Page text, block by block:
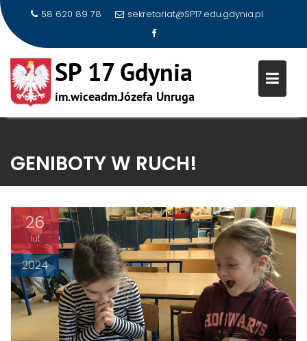
content
58 620 89 78 sekretariat@SP17.edu.gdynia.pl
GENIBOTY W RUCH!
26
lut
2024